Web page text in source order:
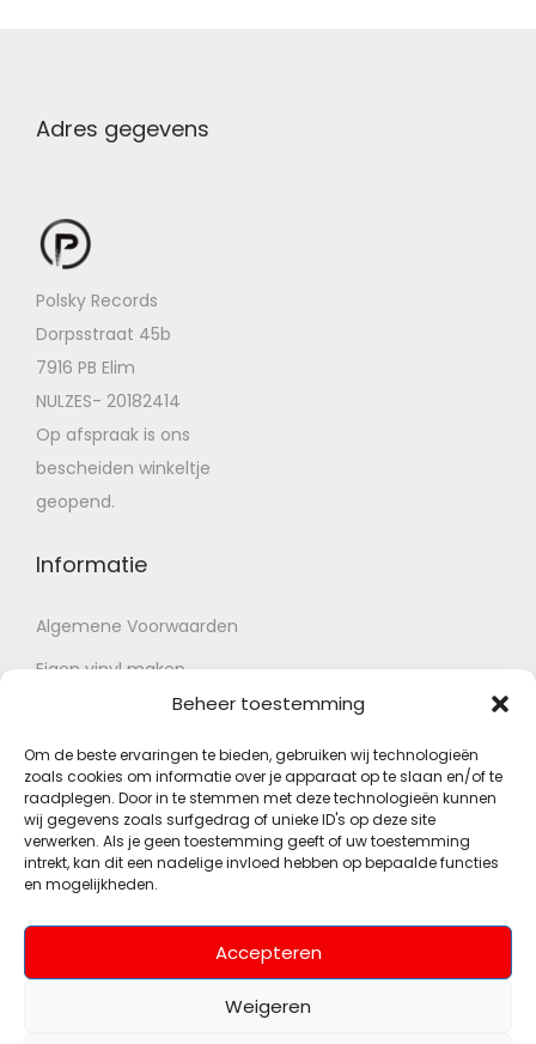
Beheer toestemming
Om de beste ervaringen te bieden, gebruiken wij technologieën
zoals cookies om informatie over je apparaat op te slaan en/of te
raadplegen. Door in te stemmen met deze technologieën kunnen
wij gegevens zoals surfgedrag of unieke ID's op deze site
verwerken. Als je geen toestemming geeft of uw toestemming
intrekt, kan dit een nadelige invloed hebben op bepaalde functies
en mogelijkheden.
Accepteren
Weigeren
Adres gegevens
Polsky Records
Dorpsstraat 45b
7916 PB Elim
NULZES- 20182414
Op afspraak is ons
bescheiden winkeltje
geopend.
Informatie
Algemene Voorwaarden
Eigen vinyl maken
Retour voorwaarden
Contact
Account
Mijn account
Wenslijst